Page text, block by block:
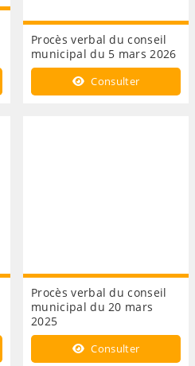
Procès verbal du conseil
municipal du 5 mars 2026
Consulter
Procès verbal du conseil
municipal du 20 mars
2025
Consulter